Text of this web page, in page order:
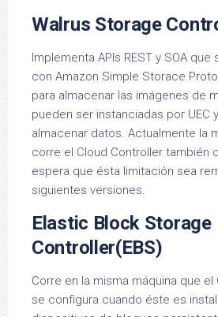
Walrus Storage
Implementa APIs REST y SOA
con Amazon Simple Storace
para almacenar las imágenes de
pueden ser instanciadas por UEC
almacenar datos. Actualmente la
corre el Cloud Controller también
espera que ésta limitación sea
siguientes versiones.
Elastic Block Storage
Controller(EBS)
Corre en la misma máquina que
se configura cuando éste es